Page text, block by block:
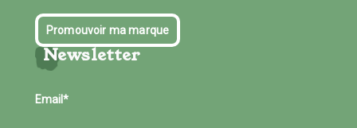
Promouvoir ma marque
Newsletter